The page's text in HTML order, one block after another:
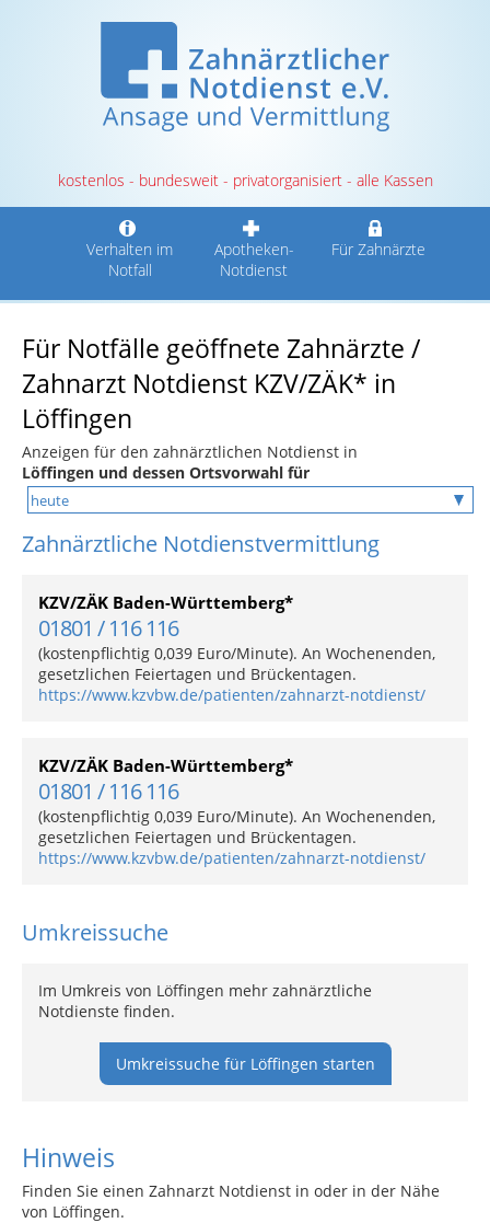
kostenlos - bundesweit - privatorganisiert - alle Kassen
Verhalten im
Notfall
Apotheken-
Notdienst
Für Zahnärzte
Für Notfälle geöffnete Zahnärzte /
Zahnarzt Notdienst KZV/ZÄK* in
Löffingen
Anzeigen für den zahnärztlichen Notdienst in
Löffingen und dessen Ortsvorwahl für
Zahnärztliche Notdienstvermittlung
KZV/ZÄK Baden-Württemberg*
01801 / 116 116
(kostenpflichtig 0,039 Euro/Minute). An Wochenenden,
gesetzlichen Feiertagen und Brückentagen.
https://www.kzvbw.de/patienten/zahnarzt-notdienst/
KZV/ZÄK Baden-Württemberg*
01801 / 116 116
(kostenpflichtig 0,039 Euro/Minute). An Wochenenden,
gesetzlichen Feiertagen und Brückentagen.
https://www.kzvbw.de/patienten/zahnarzt-notdienst/
Umkreissuche
Im Umkreis von Löffingen mehr zahnärztliche
Notdienste finden.
Umkreissuche für Löffingen starten
Hinweis
Finden Sie einen Zahnarzt Notdienst in oder in der Nähe
von Löffingen.